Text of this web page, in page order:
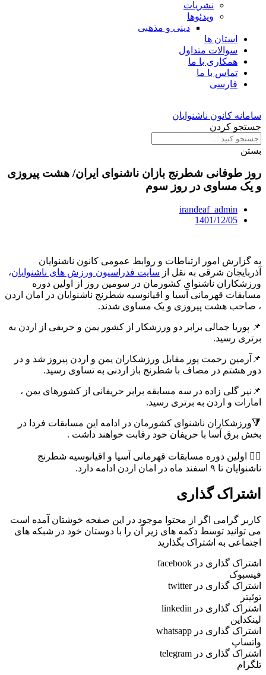
نشریات
ویدئوها
دینی و مذهبی
استان ها
سوالات متداول
همکاری با ما
تماس با ما
فارسی
سامانه کانون ناشنوایان
جستجو کردن
بستن
روز طوفانی شطرنج بازان ناشنوای ایران/ هشت پیروزی
و یک مساوی در روز سوم
irandeaf_admin
1401/12/05
به گزارش امور ارتباطات و روابط عمومی کانون ناشنوایان
آذربایجان شرقی به نقل از سایت فدراسیون ورزش های ناشنوایان،
ورزشکاران ناشنوای کشورمان در سومین روز از اولین دوره
مسابقات قهرمانی آسیا و اقیانوسیه شطرنج ناشنوایان در امان اردن
، صاحب هشت پیروزی و یک مساوی شدند‌.
📌 پوریا جمالی برابر دو ورزشکار از کشور یمن و حریفی از اردن به
برتری رسید.
📌آرمین رحمت پور مقابل ورزشکاران یمن و اردن پیروز شد و در
دور هشتم در مصاف با شطرنج باز اردنی به تساوی رسید.
📌نیر گلی زاده در سه مسابقه برابر حریفانی از کشورهای یمن ،
امارات و اردن به برتری رسید‌.
🔻ورزشکاران ناشنوای کشورمان در ادامه‌ این مسابقات فردا در
بخش برق آسا با حریفان خود رقابت خواهند داشت‌ .
👈🏻 اولین دوره مسابقات قهرمانی آسیا و اقیانوسیه شطرنج
ناشنوایان تا ۹ اسفند ماه در امان اردن ادامه دارد.
اشتراک گذاری
کاربر گرامی اگر از محتوا موجود در این صفحه خوشتان آمده است
می توانید توسط دکمه های زیر آن را با دوستان خود در شبکه های
اجتماعی به اشتراک بگذارید
اشتراک گذاری در facebook
فیسبوک
اشتراک گذاری در twitter
توئیتر
اشتراک گذاری در linkedin
لینکداین
اشتراک گذاری در whatsapp
واتساپ
اشتراک گذاری در telegram
تلگرام